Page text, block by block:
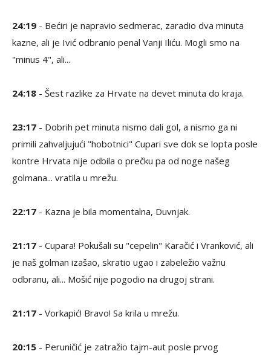
24:19 - Bećiri je napravio sedmerac, zaradio dva minuta
kazne, ali je Ivić odbranio penal Vanji Iliću. Mogli smo na
"minus 4", ali...
24:18 - Šest razlike za Hrvate na devet minuta do kraja.
23:17 - Dobrih pet minuta nismo dali gol, a nismo ga ni
primili zahvaljujući "hobotnici" Cupari sve dok se lopta posle
kontre Hrvata nije odbila o prečku pa od noge našeg
golmana... vratila u mrežu.
22:17 - Kazna je bila momentalna, Duvnjak.
21:17 - Cupara! Pokušali su "cepelin" Karačić i Vranković, ali
je naš golman izašao, skratio ugao i zabeležio važnu
odbranu, ali... Mošić nije pogodio na drugoj strani.
21:17 - Vorkapić! Bravo! Sa krila u mrežu.
20:15 - Peruničić je zatražio tajm-aut posle prvog